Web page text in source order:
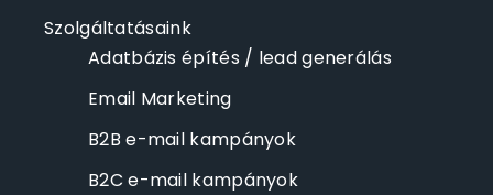
Szolgáltatásaink
Adatbázis építés / lead generálás
Email Marketing
B2B e-mail kampányok
B2C e-mail kampányok